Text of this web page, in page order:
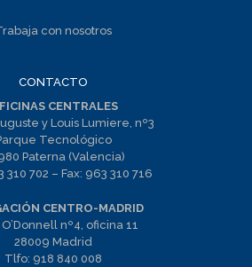
con nosotros
CONTACTO
CENTRALES
y Louis Lumiere, nº3
Tecnológico
Paterna (Valencia)
310 702 – Fax: 963 310 716
CENTRO-MADRID
nº4, oficina 11
28009 Madrid
Tlfo: 918 840 008